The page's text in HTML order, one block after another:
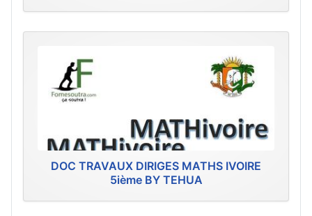
DOC TRAVAUX DIRIGES MATHS IVOIRE
5ième BY TEHUA